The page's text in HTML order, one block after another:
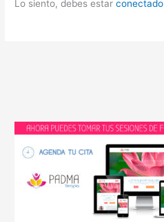
Lo siento, debes estarconectado